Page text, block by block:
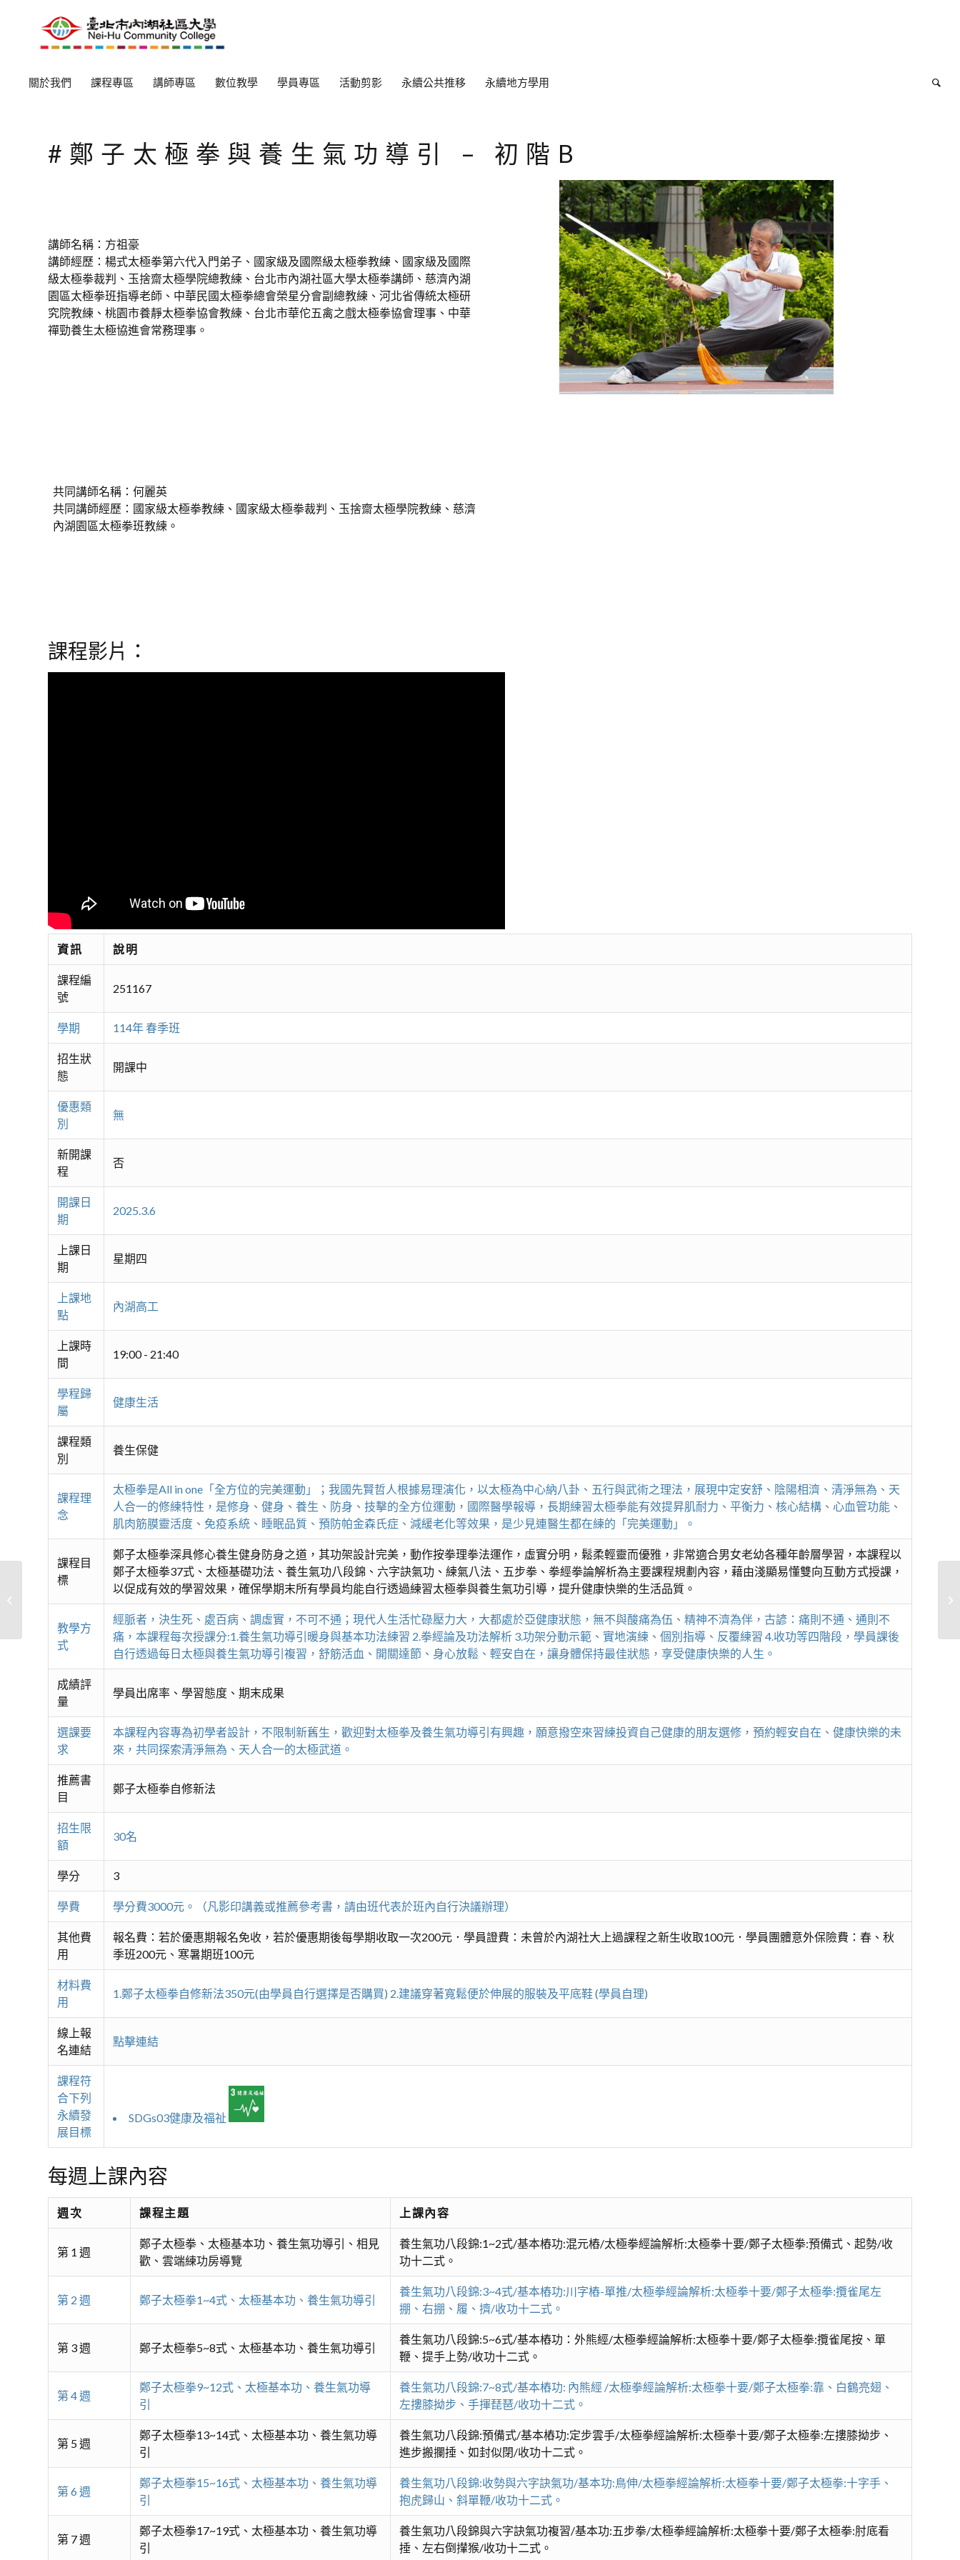
關於我們 課程專區 講師專區 數位教學 學員專區 活動剪影 永續公共推移 永續地方學用
#鄭子太極拳與養生氣功導引 – 初階B
講師名稱：方祖豪
講師經歷：楊式太極拳第六代入門弟子、國家級及國際級太極拳教練、國家級及國際
級太極拳裁判、玉捨齋太極學院總教練、台北市內湖社區大學太極拳講師、慈濟內湖
園區太極拳班指導老師、中華民國太極拳總會榮星分會副總教練、河北省傳統太極研
究院教練、桃園市養靜太極拳協會教練、台北市華佗五禽之戲太極拳協會理事、中華
禪勁養生太極協進會常務理事。
共同講師名稱：何麗英
共同講師經歷：國家級太極拳教練、國家級太極拳裁判、玉捨齋太極學院教練、慈濟
內湖園區太極拳班教練。
課程影片：
資訊 說明
課程編
號
251167
學期 114年 春季班
招生狀
態
開課中
優惠類
別
無
新開課
程
否
開課日
期
2025.3.6
上課日
期
星期四
上課地
點
內湖高工
上課時
間
19:00 - 21:40
學程歸
屬
健康生活
課程類
別
養生保健
課程理
念
太極拳是All in one「全方位的完美運動」；我國先賢哲人根據易理演化，以太極為中心納八卦、五行與武術之理法，展現中定安舒、陰陽相濟、清淨無為、天
人合一的修練特性，是修身、健身、養生、防身、技擊的全方位運動，國際醫學報導，長期練習太極拳能有效提昇肌耐力、平衡力、核心結構、心血管功能、
肌肉筋膜靈活度、免疫系統、睡眠品質、預防帕金森氏症、減緩老化等效果，是少見連醫生都在練的「完美運動」。
課程目
標
鄭子太極拳深具修心養生健身防身之道，其功架設計完美，動作按拳理拳法運作，虛實分明，鬆柔輕靈而優雅，非常適合男女老幼各種年齡層學習，本課程以
鄭子太極拳37式、太極基礎功法、養生氣功八段錦、六字訣氣功、練氣八法、五步拳、拳經拳論解析為主要課程規劃內容，藉由淺顯易懂雙向互動方式授課，
以促成有效的學習效果，確保學期末所有學員均能自行透過練習太極拳與養生氣功引導，提升健康快樂的生活品質。
教學方
式
經脈者，決生死、處百病、調虛實，不可不通；現代人生活忙碌壓力大，大都處於亞健康狀態，無不與酸痛為伍、精神不濟為伴，古諺：痛則不通、通則不
痛，本課程每次授課分:1.養生氣功導引暖身與基本功法練習 2.拳經論及功法解析 3.功架分動示範、實地演練、個別指導、反覆練習 4.收功等四階段，學員課後
自行透過每日太極與養生氣功導引複習，舒筋活血、開關達節、身心放鬆、輕安自在，讓身體保持最佳狀態，享受健康快樂的人生。
成績評
量
學員出席率、學習態度、期末成果
選課要
求
本課程內容專為初學者設計，不限制新舊生，歡迎對太極拳及養生氣功導引有興趣，願意撥空來習練投資自己健康的朋友選修，預約輕安自在、健康快樂的未
來，共同探索清淨無為、天人合一的太極武道。
推薦書
目
鄭子太極拳自修新法
招生限
額
30名
學分 3
學費 學分費3000元。（凡影印講義或推薦參考書，請由班代表於班內自行決議辦理）
其他費
用
報名費：若於優惠期報名免收，若於優惠期後每學期收取一次200元．學員證費：未曾於內湖社大上過課程之新生收取100元．學員團體意外保險費：春、秋
季班200元、寒暑期班100元
材料費
用
1.鄭子太極拳自修新法350元(由學員自行選擇是否購買) 2.建議穿著寬鬆便於伸展的服裝及平底鞋 (學員自理)
線上報
名連結
點擊連結
課程符
合下列
永續發
展目標
SDGs03健康及福祉
每週上課內容
週次 課程主題 上課內容
第 1 週
鄭子太極拳、太極基本功、養生氣功導引、相見
歡、雲端練功房導覽
養生氣功八段錦:1~2式/基本樁功:混元樁/太極拳經論解析:太極拳十要/鄭子太極拳:預備式、起勢/收
功十二式。
第 2 週 鄭子太極拳1~4式、太極基本功、養生氣功導引
養生氣功八段錦:3~4式/基本樁功:川字樁-單推/太極拳經論解析:太極拳十要/鄭子太極拳:攬雀尾左
掤、右掤、履、擠/收功十二式。
第 3 週 鄭子太極拳5~8式、太極基本功、養生氣功導引
養生氣功八段錦:5~6式/基本樁功：外熊經/太極拳經論解析:太極拳十要/鄭子太極拳:攬雀尾按、單
鞭、提手上勢/收功十二式。
第 4 週
鄭子太極拳9~12式、太極基本功、養生氣功導
引
養生氣功八段錦:7~8式/基本樁功: 內熊經 /太極拳經論解析:太極拳十要/鄭子太極拳:靠、白鶴亮翅、
左摟膝拗步、手揮琵琶/收功十二式。
第 5 週
鄭子太極拳13~14式、太極基本功、養生氣功導
引
養生氣功八段錦:預備式/基本樁功:定步雲手/太極拳經論解析:太極拳十要/鄭子太極拳:左摟膝拗步、
進步搬攔捶、如封似閉/收功十二式。
第 6 週
鄭子太極拳15~16式、太極基本功、養生氣功導
引
養生氣功八段錦:收勢與六字訣氣功/基本功:鳥伸/太極拳經論解析:太極拳十要/鄭子太極拳:十字手、
抱虎歸山、斜單鞭/收功十二式。
第 7 週
鄭子太極拳17~19式、太極基本功、養生氣功導
引
養生氣功八段錦與六字訣氣功複習/基本功:五步拳/太極拳經論解析:太極拳十要/鄭子太極拳:肘底看
捶、左右倒攆猴/收功十二式。
#